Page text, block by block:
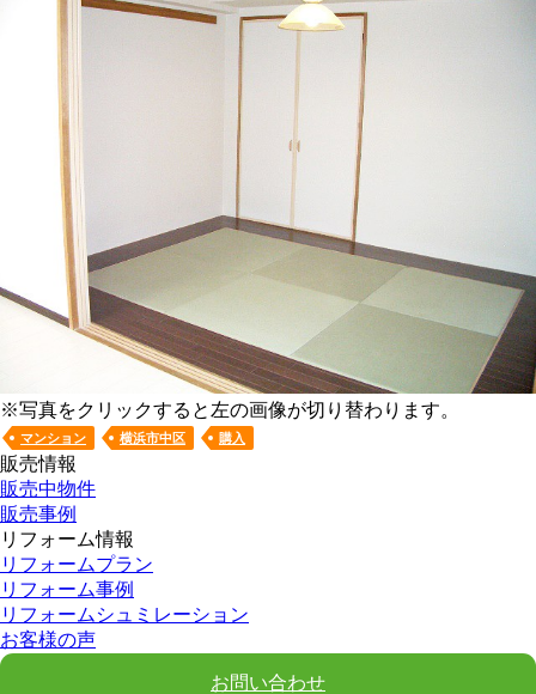
※写真をクリックすると左の画像が切り替わります。
マンション 横浜市中区 購入
販売情報
販売中物件
販売事例
リフォーム情報
リフォームプラン
リフォーム事例
リフォームシュミレーション
お客様の声
お問い合わせ